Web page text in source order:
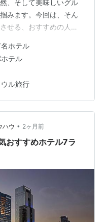
、そして美味しいグル
みます。今回は、そん
せる、おすすめの人気
ご紹介しますので、あ
立てください。 確実な
約 Agodaは最低価格
約できるようサポート
する際に、多くの方々
施…
ホテル
テル
ウル旅行
ハウ • 2ヶ月前
おすすめホテル7ラ